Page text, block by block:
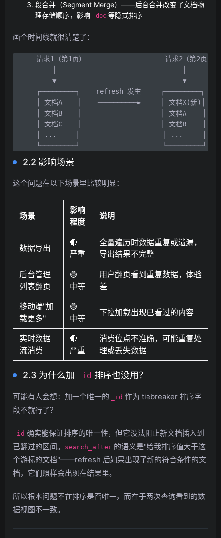
段合并（Segment Merge）——后台合并改变了文档物
理存储顺序，影响
_doc 等隐式排序
画个时间线就很清楚了：
请求1（第1页）                    请求2（第2页）
    ▼                                ▼
┌─────────┐    refresh 发生     ┌─────────┐
│ 文档A    │    ──────────►     │ 文档X(新)│  ←
│ 文档B    │                    │ 文档A    │  ← 文
│ 文档C    │                    │ 文档B    │
│ ...     │                     │ ...     │
└─────────┘                     └─────────┘
2.2 影响场景
这个问题在以下场景里比较明显：
场景
影响
程度
说明
数据导出
🔴
严重
全量遍历时数据重复或遗漏，
导出结果不完整
后台管理
列表翻页
🟡
中等
用户翻页看到重复数据，体验
差
移动端"加
载更多"
🟡
中等
下拉加载出现已看过的内容
实时数据
流消费
🔴
严重
消费位点不准确，可能重复处
理或丢失数据
2.3 为什么加 _id 排序也没用？
可能有人会想：加一个唯一的 _id 作为 tiebreaker 排序字
段不就行了？
_id 确实能保证排序的唯一性，但它没法阻止新文档插入到
已翻过的区间。
search_after 的语义是"给我排序值大于这
个游标的文档"——refresh 后如果出现了新的符合条件的文
档，它们照样会出现在结果里。
所以根本问题不在排序是否唯一，而在于两次查询看到的数
据视图不一致。